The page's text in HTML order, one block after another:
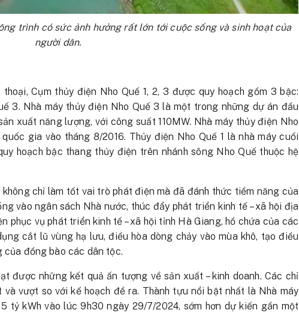
trình có sức ảnh hưởng rất lớn tới cuộc sống và sinh hoạt của
người dân.
Cụm thủy điện Nho Quế 1, 2, 3 được quy hoạch gồm 3 bậc:
3. Nhà máy thủy điện Nho Quế 3 là một trong những dự án đầu
xuất năng lượng, với công suất 110MW. Nhà máy thủy điện Nho
gia vào tháng 8/2016. Thủy điện Nho Quế 1 là nhà máy cuối
hoạch bậc thang thủy điện trên nhánh sông Nho Quế thuộc hệ
chỉ làm tốt vai trò phát điện mà đã đánh thức tiềm năng của
vào ngân sách Nhà nước, thúc đẩy phát triển kinh tế – xã hội địa
phục vụ phát triển kinh tế – xã hội tỉnh Hà Giang, hồ chứa của các
cắt lũ vùng hạ lưu, điều hòa dòng chảy vào mùa khô, tạo điều
của đồng bào các dân tộc.
được những kết quả ấn tượng về sản xuất – kinh doanh. Các chỉ
vượt so với kế hoạch đề ra. Thành tựu nổi bật nhất là Nhà máy
tỷ kWh vào lúc 9h30 ngày 29/7/2024, sớm hơn dự kiến gần một